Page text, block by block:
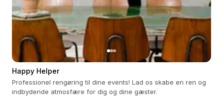
Happy Helper
Professionel rengøring til dine events! Lad os skabe en ren og
indbydende atmosfære for dig og dine gæster.